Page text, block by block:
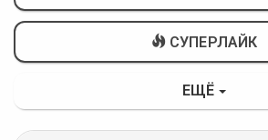
СУПЕРЛАЙК
ЕЩЁ